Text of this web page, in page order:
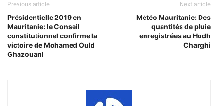
Previous article
Présidentielle 2019 en
Mauritanie: le Conseil
constitutionnel confirme la
victoire de Mohamed Ould
Ghazouani
Next article
Météo Mauritanie: Des
quantités de pluie
enregistrées au Hodh
Charghi